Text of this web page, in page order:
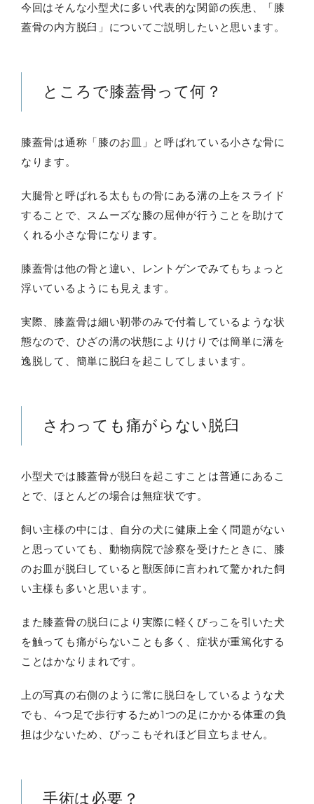
今回はそんな小型犬に多い代表的な関節の疾患、「膝
蓋骨の内方脱臼」についてご説明したいと思います。
ところで膝蓋骨って何？
膝蓋骨は通称「膝のお皿」と呼ばれている小さな骨に
なります。
大腿骨と呼ばれる太ももの骨にある溝の上をスライド
することで、スムーズな膝の屈伸が行うことを助けて
くれる小さな骨になります。
膝蓋骨は他の骨と違い、レントゲンでみてもちょっと
浮いているようにも見えます。
実際、膝蓋骨は細い靭帯のみで付着しているような状
態なので、ひざの溝の状態によりけりでは簡単に溝を
逸脱して、簡単に脱臼を起こしてしまいます。
さわっても痛がらない脱臼
小型犬では膝蓋骨が脱臼を起こすことは普通にあるこ
とで、ほとんどの場合は無症状です。
飼い主様の中には、自分の犬に健康上全く問題がない
と思っていても、動物病院で診察を受けたときに、膝
のお皿が脱臼していると獣医師に言われて驚かれた飼
い主様も多いと思います。
また膝蓋骨の脱臼により実際に軽くびっこを引いた犬
を触っても痛がらないことも多く、症状が重篤化する
ことはかなりまれです。
上の写真の右側のように常に脱臼をしているような犬
でも、4つ足で歩行するため1つの足にかかる体重の負
担は少ないため、びっこもそれほど目立ちません。
手術は必要？